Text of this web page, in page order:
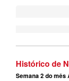
Histórico de
Semana 2 do mês